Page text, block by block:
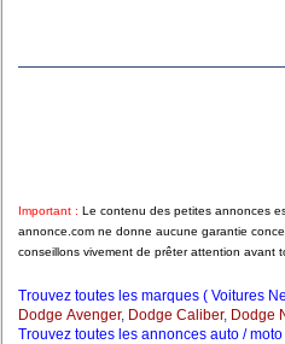
Important : Le contenu des petites annonces
annonce.com ne donne aucune garantie
conseillons vivement de prêter attention avant
Trouvez toutes les marques ( Voitures
Dodge Avenger, Dodge Caliber, Dodge
Trouvez toutes les annonces auto /